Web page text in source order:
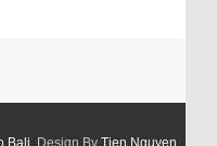
Bali . Design By Tien Nguyen